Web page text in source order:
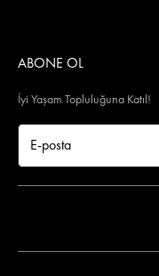
ABONE OL
İyi Yaşam Topluluğuna Katıl!